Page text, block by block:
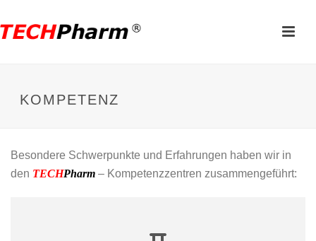
KOMPETENZ
Besondere Schwerpunkte und Erfahrungen haben wir in
den TECHPharm – Kompetenzzentren zusammengeführt: